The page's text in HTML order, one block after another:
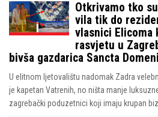
Otkrivamo tko
vila tik do
vlasnici Elicoma
rasvjetu u
bivša gazdarica Sancta
U elitnom ljetovalištu nadomak Zadra
je kapetan Vatrenih, no ništa manje
zagrebački poduzetnici koji imaju krupan